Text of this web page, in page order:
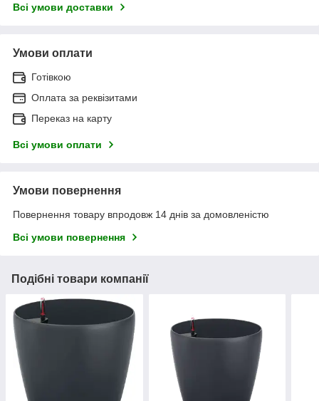
Всі умови доставки
Умови оплати
Готівкою
Оплата за реквізитами
Переказ на карту
Всі умови оплати
Умови повернення
Повернення товару впродовж 14 днів за домовленістю
Всі умови повернення
Подібні товари компанії